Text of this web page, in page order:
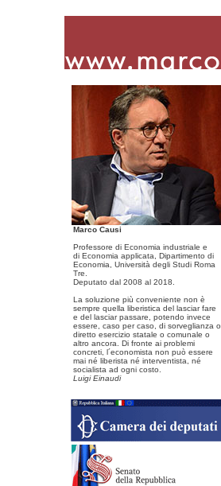
Marco Causi
Professore di Economia industriale e
di Economia applicata, Dipartimento di
Economia, Università degli Studi Roma
Tre.
Deputato dal 2008 al 2018.
La soluzione più conveniente non è
sempre quella liberistica del lasciar fare
e del lasciar passare, potendo invece
essere, caso per caso, di sorveglianza o
diretto esercizio statale o comunale o
altro ancora. Di fronte ai problemi
concreti, l´economista non può essere
mai né liberista né interventista, né
socialista ad ogni costo.
Luigi Einaudi